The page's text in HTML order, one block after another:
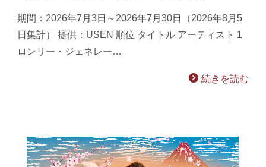
期間：2026年7月3日～2026年7月30日（2026年8月5
日集計） 提供：USEN 順位 タイトル アーティスト 1
ロンリー・ジェネレー…
続きを読む